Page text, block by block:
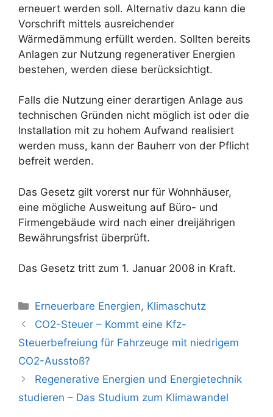
erneuert werden soll. Alternativ dazu kann die
Vorschrift mittels ausreichender
Wärmedämmung erfüllt werden. Sollten bereits
Anlagen zur Nutzung regenerativer Energien
bestehen, werden diese berücksichtigt.
Falls die Nutzung einer derartigen Anlage aus
technischen Gründen nicht möglich ist oder die
Installation mit zu hohem Aufwand realisiert
werden muss, kann der Bauherr von der Pflicht
befreit werden.
Das Gesetz gilt vorerst nur für Wohnhäuser,
eine mögliche Ausweitung auf Büro- und
Firmengebäude wird nach einer dreijährigen
Bewährungsfrist überprüft.
Das Gesetz tritt zum 1. Januar 2008 in Kraft.
Kategorien
Erneuerbare Energien, Klimaschutz
Beitrags-
Navigation
CO2-Steuer – Kommt eine Kfz-
Steuerbefreiung für Fahrzeuge mit niedrigem
CO2-Ausstoß?
Regenerative Energien und Energietechnik
studieren – Das Studium zum Klimawandel